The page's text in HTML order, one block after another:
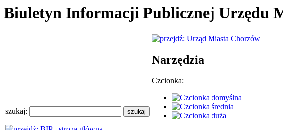
Biuletyn Informacji Publicznej Urzędu
szukaj:
Narzędzia
Czcionka: